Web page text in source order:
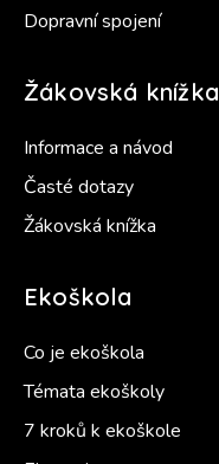
Dopravní spojení
Žákovská knížka
Informace a návod
Časté dotazy
Žákovská knížka
Ekoškola
Co je ekoškola
Témata ekoškoly
7 kroků k ekoškole